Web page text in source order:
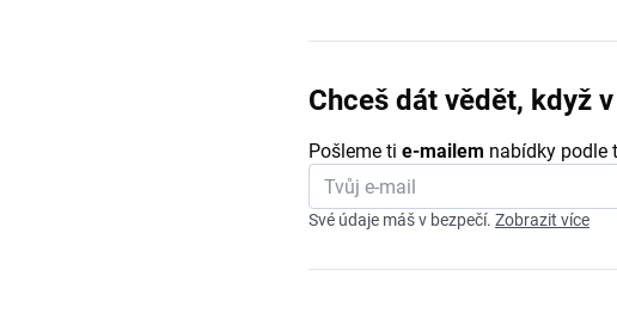
Chceš dát vědět, když
Pošleme ti e-mailem nabídky podle
Své údaje máš v bezpečí. Zobrazit více